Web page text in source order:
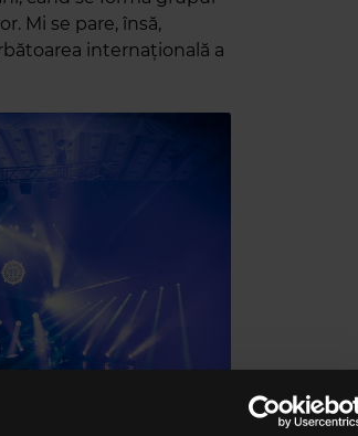
Mi se pare, însă,
internațională a